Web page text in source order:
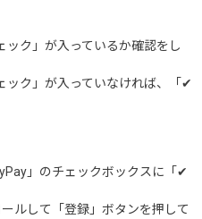
ク」が入っているか確認をし
ク」が入っていなければ、「✔
」のチェックボックスに「✔
して「登録」ボタンを押して